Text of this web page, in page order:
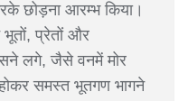
छोड़ना आरम्भ किया।
भूतों, प्रेतों और
लगे, जैसे वनमें मोर
समस्त भूतगण भागने